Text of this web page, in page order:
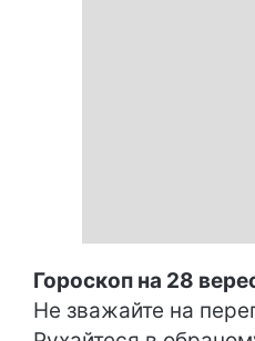
Гороскоп на 28
Не зважайте на